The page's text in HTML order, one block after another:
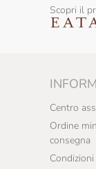
Scopri il
Centro
Ordine
consegna